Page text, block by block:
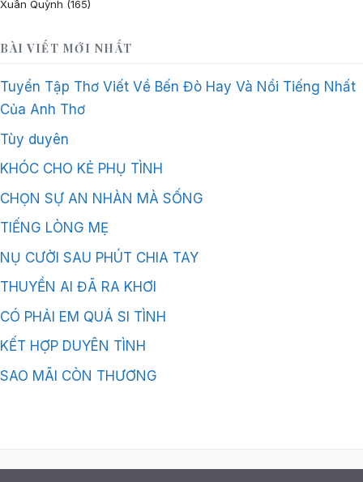
Xuân Quỳnh (165)
BÀI VIẾT MỚI NHẤT
Tuyển Tập Thơ Viết Về Bến Đò Hay Và Nổi Tiếng Nhất
Của Anh Thơ
Tùy duyên
KHÓC CHO KẺ PHỤ TÌNH
CHỌN SỰ AN NHÀN MÀ SỐNG
TIẾNG LÒNG MẸ
NỤ CƯỜI SAU PHÚT CHIA TAY
THUYỀN AI ĐÃ RA KHƠI
CÓ PHẢI EM QUÁ SI TÌNH
KẾT HỢP DUYÊN TÌNH
SAO MÃI CÒN THƯƠNG